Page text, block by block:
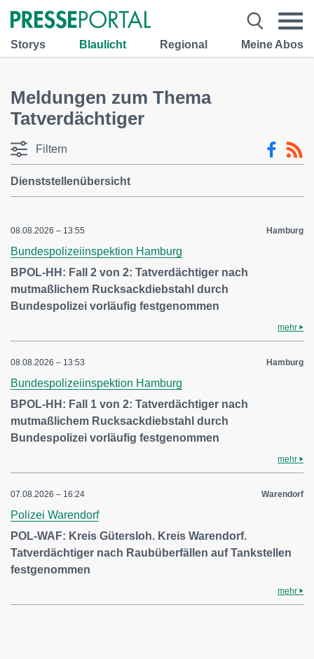
Storys Blaulicht Regional Meine Abos
Meldungen zum Thema
Tatverdächtiger
Filtern
Dienststellenübersicht
08.08.2026 – 13:55 Hamburg
Bundespolizeiinspektion Hamburg
BPOL-HH: Fall 2 von 2: Tatverdächtiger nach
mutmaßlichem Rucksackdiebstahl durch
Bundespolizei vorläufig festgenommen
mehr
08.08.2026 – 13:53 Hamburg
Bundespolizeiinspektion Hamburg
BPOL-HH: Fall 1 von 2: Tatverdächtiger nach
mutmaßlichem Rucksackdiebstahl durch
Bundespolizei vorläufig festgenommen
mehr
07.08.2026 – 16:24 Warendorf
Polizei Warendorf
POL-WAF: Kreis Gütersloh. Kreis Warendorf.
Tatverdächtiger nach Raubüberfällen auf Tankstellen
festgenommen
mehr